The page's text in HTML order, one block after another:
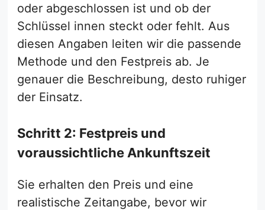
oder abgeschlossen ist und ob der
Schlüssel innen steckt oder fehlt. Aus
diesen Angaben leiten wir die passende
Methode und den Festpreis ab. Je
genauer die Beschreibung, desto ruhiger
der Einsatz.
Schritt 2: Festpreis und
voraussichtliche Ankunftszeit
Sie erhalten den Preis und eine
realistische Zeitangabe, bevor wir